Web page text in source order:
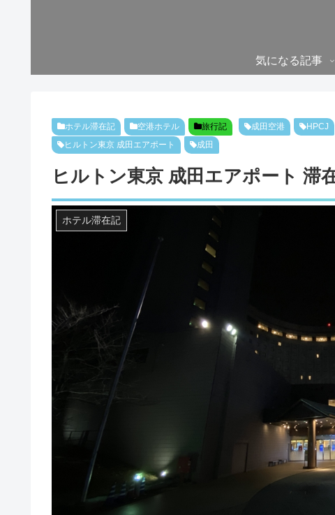
気になる記事
ホテル滞在記 空港ホテル 旅行記 成田空港 HPCJ
ヒルトン東京 成田エアポート
成田
ヒルトン東京 成田エアポート 滞
ホテル滞在記